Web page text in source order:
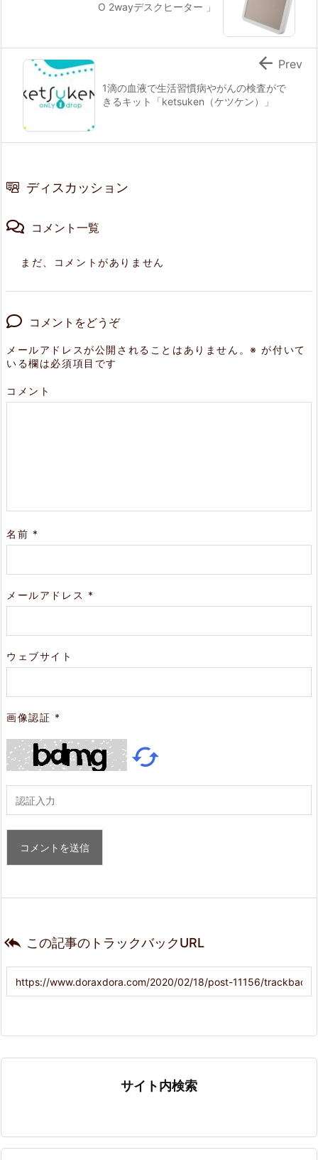
O 2wayデスクヒーター 」
1滴の血液で生活習慣病やがんの検査がで
きるキット「ketsuken（ケツケン）」
 Prev
ディスカッション
コメント一覧
まだ、コメントがありません
コメントをどうぞ
メールアドレスが公開されることはありません。※ が付いて
いる欄は必須項目です
コメント
名前 *
メールアドレス *
ウェブサイト
画像認証 *

 この記事のトラックバックURL
サイト内検索